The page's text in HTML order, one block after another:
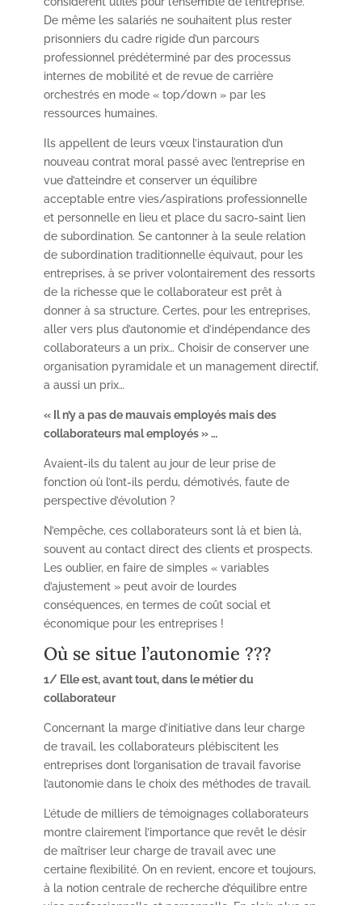
De même les salariés ne souhaitent plus rester
prisonniers du cadre rigide d’un parcours
professionnel prédéterminé par des processus
internes de mobilité et de revue de carrière
orchestrés en mode « top/down » par les
ressources humaines.
Ils appellent de leurs vœux l’instauration d’un
nouveau contrat moral passé avec l’entreprise en
vue d’atteindre et conserver un équilibre
acceptable entre vies/aspirations professionnelle
et personnelle en lieu et place du sacro-saint lien
de subordination. Se cantonner à la seule relation
de subordination traditionnelle équivaut, pour les
entreprises, à se priver volontairement des ressorts
de la richesse que le collaborateur est prêt à
donner à sa structure. Certes, pour les entreprises,
aller vers plus d’autonomie et d’indépendance des
collaborateurs a un prix… Choisir de conserver une
organisation pyramidale et un management directif,
a aussi un prix…
« Il n’y a pas de mauvais employés mais des
collaborateurs mal employés » …
Avaient-ils du talent au jour de leur prise de
fonction où l’ont-ils perdu, démotivés, faute de
perspective d’évolution ?
N’empêche, ces collaborateurs sont là et bien là,
souvent au contact direct des clients et prospects.
Les oublier, en faire de simples « variables
d’ajustement » peut avoir de lourdes
conséquences, en termes de coût social et
économique pour les entreprises !
Où se situe l’autonomie ???
1/ Elle est, avant tout, dans le métier du
collaborateur
Concernant la marge d’initiative dans leur charge
de travail, les collaborateurs plébiscitent les
entreprises dont l’organisation de travail favorise
l’autonomie dans le choix des méthodes de travail.
L’étude de milliers de témoignages collaborateurs
montre clairement l’importance que revêt le désir
de maîtriser leur charge de travail avec une
certaine flexibilité. On en revient, encore et toujours,
à la notion centrale de recherche d’équilibre entre